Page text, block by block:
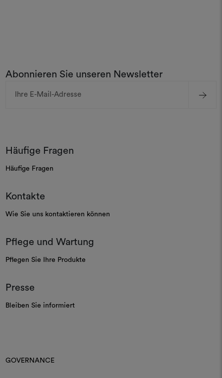
Abonnieren Sie unseren Newsletter
Mail-
Häufige Fragen
Häufige Fragen
Kontakte
Wie Sie uns kontaktieren können
Pflege und Wartung
Pflegen Sie Ihre Produkte
Presse
Bleiben Sie informiert
GOVERNANCE